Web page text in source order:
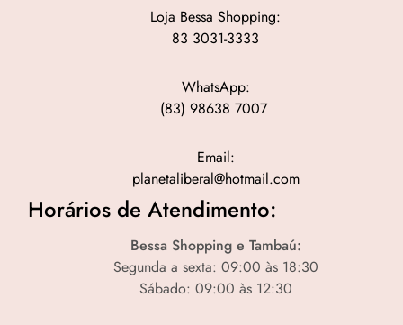
Loja Bessa Shopping:
83 3031-3333
WhatsApp:
(83) 98638 7007
Email:
planetaliberal@hotmail.com
Horários de Atendimento:
Bessa Shopping e Tambaú:
Segunda a sexta: 09:00 às 18:30
Sábado: 09:00 às 12:30